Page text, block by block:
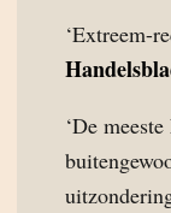
‘Extreem-
‘De